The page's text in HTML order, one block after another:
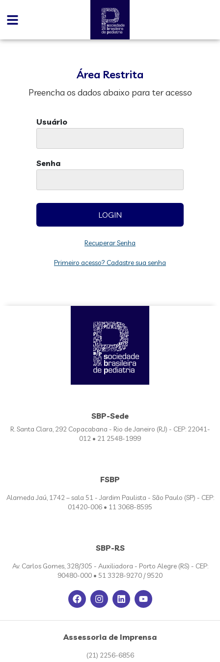
Área Restrita
Preencha os dados abaixo para ter acesso
Usuário
Senha
Recuperar Senha
Primeiro acesso? Cadastre sua senha
SBP-Sede
R. Santa Clara, 292 Copacabana - Rio de Janeiro (RJ) - CEP: 22041-
012 • 21 2548-1999
FSBP
Alameda Jaú, 1742 – sala 51 - Jardim Paulista - São Paulo (SP) - CEP:
01420-006 • 11 3068-8595
SBP-RS
Av. Carlos Gomes, 328/305 - Auxiliadora - Porto Alegre (RS) - CEP:
90480-000 • 51 3328-9270 / 9520
Assessoria de Imprensa
(21) 2256-6856